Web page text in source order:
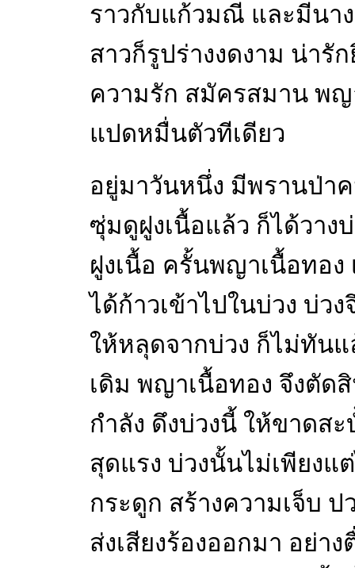
ราวกับแก้วมณี และมีนา
สาวก็รูปร่างงดงาม น่ารั
ความรัก สมัครสมาน พญ
แปดหมื่นตัวทีเดียว
อยู่มาวันหนึ่ง มีพรานป่า
ซุ่มดูฝูงเนื้อแล้ว ก็ได้วาง
ฝูงเนื้อ ครั้นพญาเนื้อทอง
ได้ก้าวเข้าไปในบ่วง บ่ว
ให้หลุดจากบ่วง ก็ไม่ทัน
เดิม พญาเนื้อทอง จึงตัด
กำลัง ดึงบ่วงนี้ ให้ขาดส
สุดแรง บ่วงนั้นไม่เพียงแ
กระดูก สร้างความเจ็บ
ส่งเสียงร้องออกมา อย่า